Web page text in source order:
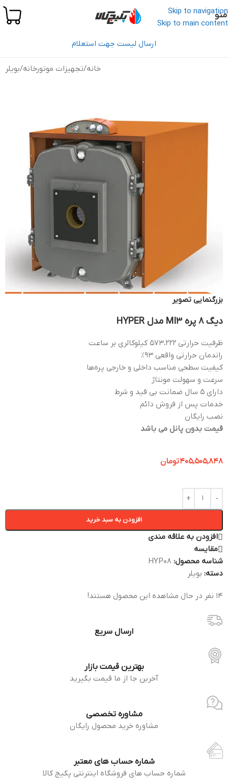
Skip to navigation
Skip to main content
منو
ارسال لیست جهت استعلام
خانه/تجهیزات موتورخانه/بویلر
بزرگنمایی تصویر
دیگ 8 پره MI3 مدل HYPER
ظرفيت حرارتي 573،222 كيلوكالري بر ساعت
راندمان حرارتی واقعی ۹۳%
كیفیت سطحی مناسب داخلی و خارجی پره­‌ها
سرعت و سهولت مونتاژ
دارای ۵ سال ضمانت بی قید و شرط
خدمات پس از فروش دائم
نصب رایگان
قیمت بدون پانل می باشد
405,505,848تومان
افزودن به سبد خرید
افزودن به علاقه مندی
مقایسه
شناسه محصول: HYP08
دسته: بویلر
14 نفر در حال مشاهده این محصول هستند!
ارسال سریع
بهترین قیمت بازار
آخرین جا از ما قیمت بگیرید
مشاوره تخصصی
مشاوره خرید محصول رایگان
شماره حساب های معتبر
شماره حساب های فروشگاه اینترنتی پکیج کالا